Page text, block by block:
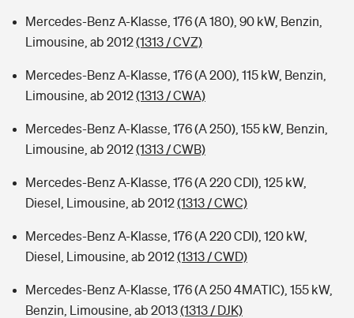
Mercedes-Benz A-Klasse, 176 (A 180), 90 kW, Benzin,
Limousine, ab 2012(1313 / CVZ)
Mercedes-Benz A-Klasse, 176 (A 200), 115 kW, Benzin,
Limousine, ab 2012(1313 / CWA)
Mercedes-Benz A-Klasse, 176 (A 250), 155 kW, Benzin,
Limousine, ab 2012(1313 / CWB)
Mercedes-Benz A-Klasse, 176 (A 220 CDI), 125 kW,
Diesel, Limousine, ab 2012(1313 / CWC)
Mercedes-Benz A-Klasse, 176 (A 220 CDI), 120 kW,
Diesel, Limousine, ab 2012(1313 / CWD)
Mercedes-Benz A-Klasse, 176 (A 250 4MATIC), 155 kW,
Benzin, Limousine, ab 2013(1313 / DJK)